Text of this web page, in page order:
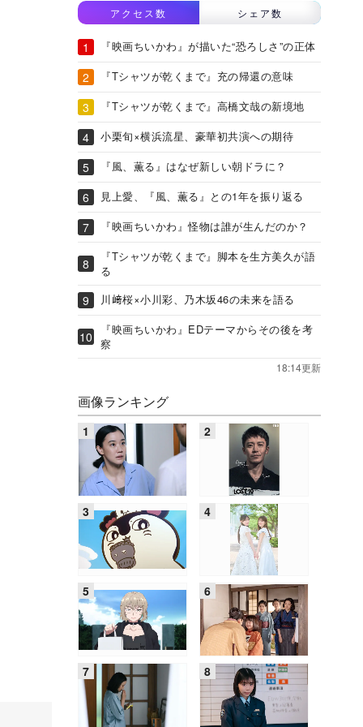
アクセス数 シェア数
『映画ちいかわ』が描いた“恐ろしさ”の正体
『Tシャツが乾くまで』充の帰還の意味
『Tシャツが乾くまで』高橋文哉の新境地
小栗旬×横浜流星、豪華初共演への期待
『風、薫る』はなぜ新しい朝ドラに？
見上愛、『風、薫る』との1年を振り返る
『映画ちいかわ』怪物は誰が生んだのか？
『Tシャツが乾くまで』脚本を生方美久が語
る
川﨑桜×小川彩、乃木坂46の未来を語る
『映画ちいかわ』EDテーマからその後を考
察
18:14更新
画像ランキング